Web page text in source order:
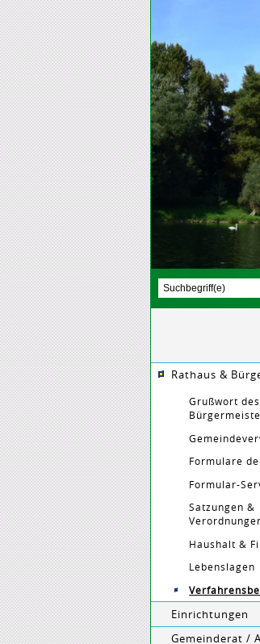
Rathaus &
Grußwort des
Formulare
Formular-
Satzungen &
Haushalt &
Lebenslagen
Einrichtungen
Gemeinderat /